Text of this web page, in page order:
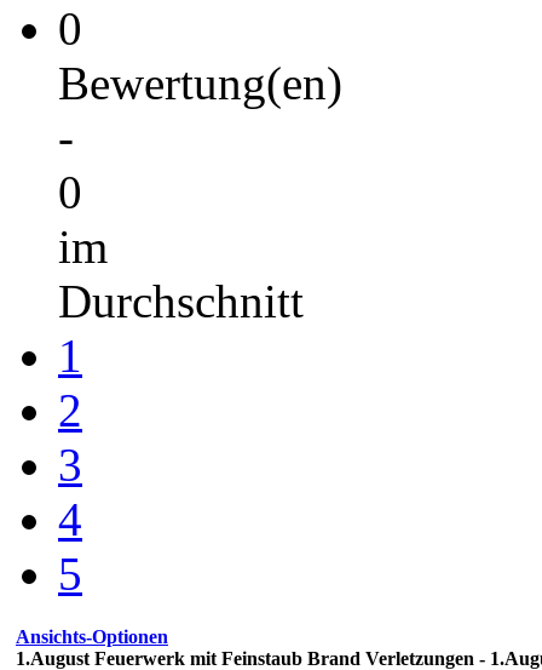
0
Bewertung(en)
-
0
im
Durchschnitt
1
2
3
4
5
Ansichts-Optionen
1.August Feuerwerk mit Feinstaub Brand Verletzungen -